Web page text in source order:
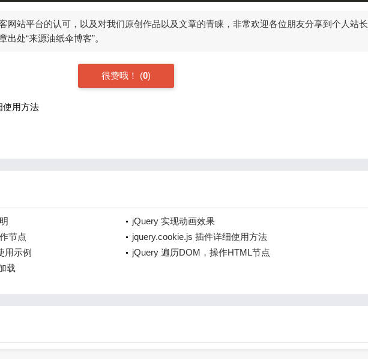
网站平台的认可，以及对我们原创作品以及文章的青睐，非常欢迎各位朋友分享到个人站长
处“来源油纸伞博客”。
很赞哦！ (0)
使用方法
jQuery 实现动画效果
节点
jquery.cookie.js 插件详细使用方法
用示例
jQuery 遍历DOM，操作HTML节点
载